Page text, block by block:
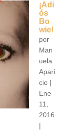
¡Adi
ós
Bo
wie!
por
Man
uela
Apari
cio|
Ene
11,
2016
|